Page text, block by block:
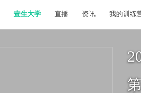
壹生大学 直播 资讯 我的训练